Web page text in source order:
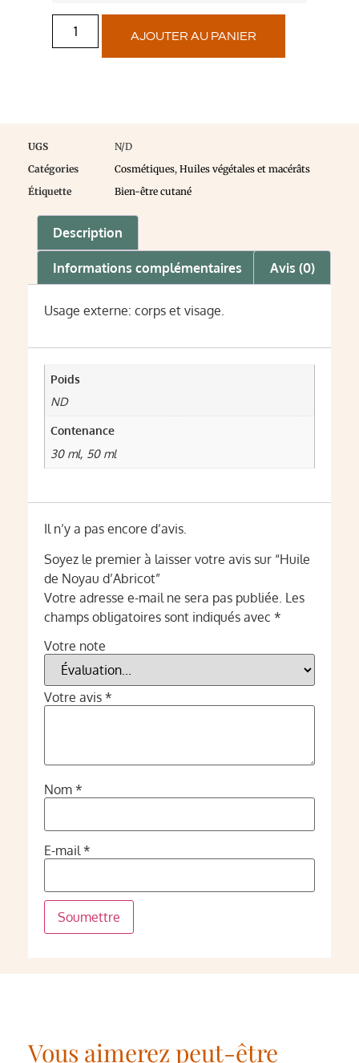
AJOUTER AU PANIER
UGS
N/D
Catégories
Cosmétiques, Huiles végétales et macérâts
Étiquette
Bien-être cutané
Description
Informations complémentaires Avis (0)
Usage externe: corps et visage.
Poids
ND
Contenance
30 ml, 50 ml
Il n’y a pas encore d’avis.
Soyez le premier à laisser votre avis sur “Huile
de Noyau d’Abricot”
Votre adresse e-mail ne sera pas publiée. Les
champs obligatoires sont indiqués avec *
Votre note
Votre avis *
Nom *
E-mail *
Vous aimerez peut-être